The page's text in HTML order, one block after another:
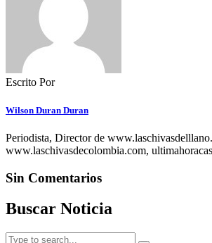
Escrito Por
Wilson Duran Duran
Periodista, Director de
www.laschivasdecolombia.com,
Sin Comentarios
Buscar Noticia